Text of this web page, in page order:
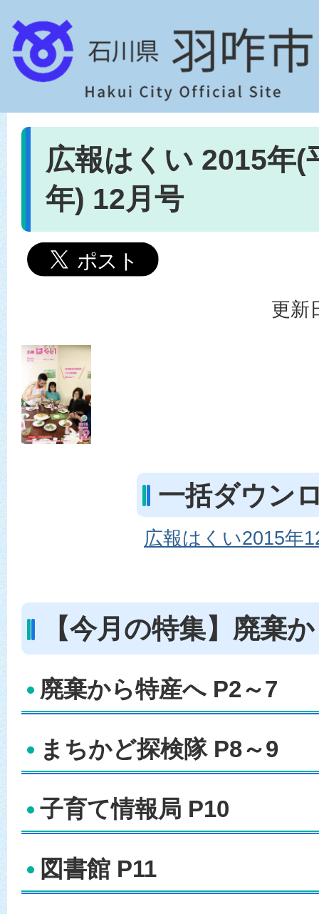
広報はくい 2015年(
年) 12月号
更新
一括ダウン
広報はくい2015年
【今月の特集】廃棄
廃棄から特産へ P2～7
まちかど探検隊 P8～9
子育て情報局 P10
図書館 P11